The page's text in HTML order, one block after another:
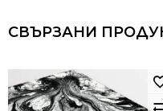
СВЪРЗАНИ